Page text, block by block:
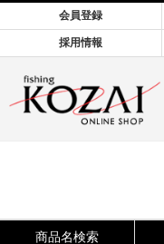
会員登録
採用情報
商品名検索